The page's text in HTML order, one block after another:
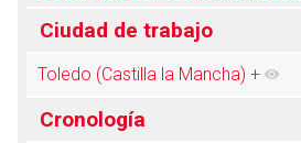
Ciudad de trabajo
Toledo (Castilla la Mancha) +
Cronología